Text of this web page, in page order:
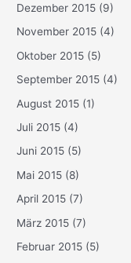
Dezember 2015 (9)
November 2015 (4)
Oktober 2015 (5)
September 2015 (4)
August 2015 (1)
Juli 2015 (4)
Juni 2015 (5)
Mai 2015 (8)
April 2015 (7)
März 2015 (7)
Februar 2015 (5)